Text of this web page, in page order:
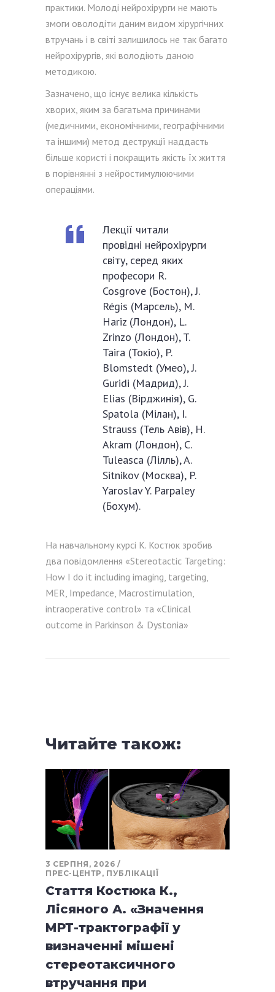
практики. Молоді нейрохірурги не мають
змоги оволодіти даним видом хірургічних
втручань і в світі залишилось не так багато
нейрохірургів, які володіють даною
методикою.
Зазначено, що існує велика кількість
хворих, яким за багатьма причинами
(медичними, економічними, географічними
та іншими) метод деструкції наддасть
більше користі і покращить якість їх життя
в порівнянні з нейростимулюючими
операціями.
Лекції читали
провідні нейрохірурги
світу, серед яких
професори R.
Cosgrove (Бостон), J.
Régis (Марсель), M.
Hariz (Лондон), L.
Zrinzo (Лондон), T.
Taira (Токіо), P.
Blomstedt (Умео), J.
Guridi (Мадрид), J.
Elias (Вірджинія), G.
Spatola (Мілан), I.
Strauss (Тель Авів), H.
Akram (Лондон), C.
Tuleasca (Лілль), A.
Sitnikov (Москва), P.
Yaroslav Y. Parpaley
(Бохум).
На навчальному курсі К. Костюк зробив
два повідомлення «Stereotactic Targeting:
How I do it including imaging, targeting,
MER, Impedance, Macrostimulation,
intraoperative control» та «Clinical
outcome in Parkinson & Dystonia»
Читайте також:
3 СЕРПНЯ, 2026
ПРЕС-ЦЕНТР , ПУБЛІКАЦІЇ
Стаття Костюка К.,
Лісяного А. «Значення
МРТ-трактографії у
визначенні мішені
стереотаксичного
втручання при